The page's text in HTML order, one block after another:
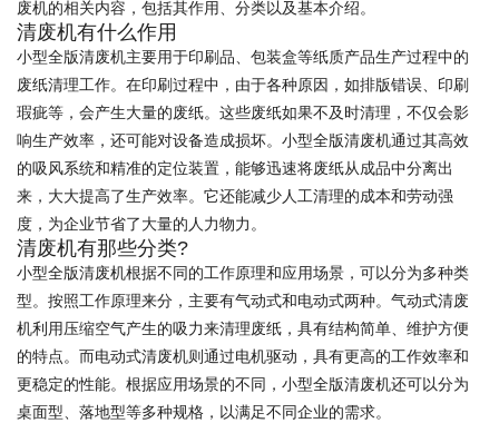
废机的相关内容，包括其作用、分类以及基本介绍。
清废机有什么作用
小型全版清废机主要用于印刷品、包装盒等纸质产品生产过程中的
废纸清理工作。在印刷过程中，由于各种原因，如排版错误、印刷
瑕疵等，会产生大量的废纸。这些废纸如果不及时清理，不仅会影
响生产效率，还可能对设备造成损坏。小型全版清废机通过其高效
的吸风系统和精准的定位装置，能够迅速将废纸从成品中分离出
来，大大提高了生产效率。它还能减少人工清理的成本和劳动强
度，为企业节省了大量的人力物力。
清废机有那些分类?
小型全版清废机根据不同的工作原理和应用场景，可以分为多种类
型。按照工作原理来分，主要有气动式和电动式两种。气动式清废
机利用压缩空气产生的吸力来清理废纸，具有结构简单、维护方便
的特点。而电动式清废机则通过电机驱动，具有更高的工作效率和
更稳定的性能。根据应用场景的不同，小型全版清废机还可以分为
桌面型、落地型等多种规格，以满足不同企业的需求。